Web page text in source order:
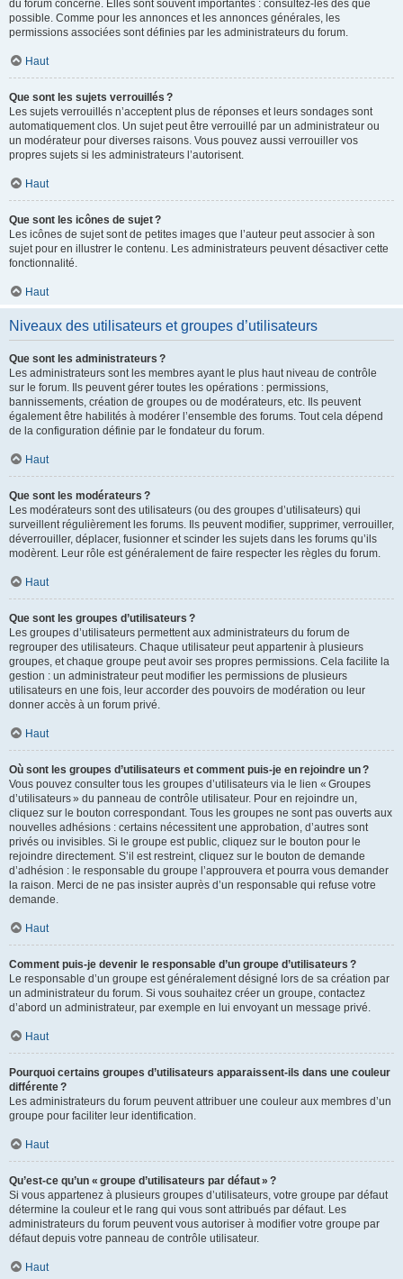
du forum concerné. Elles sont souvent importantes : consultez-les dès que
possible. Comme pour les annonces et les annonces générales, les
permissions associées sont définies par les administrateurs du forum.
Haut
Que sont les sujets verrouillés ?
Les sujets verrouillés n’acceptent plus de réponses et leurs sondages sont
automatiquement clos. Un sujet peut être verrouillé par un administrateur ou
un modérateur pour diverses raisons. Vous pouvez aussi verrouiller vos
propres sujets si les administrateurs l’autorisent.
Haut
Que sont les icônes de sujet ?
Les icônes de sujet sont de petites images que l’auteur peut associer à son
sujet pour en illustrer le contenu. Les administrateurs peuvent désactiver cette
fonctionnalité.
Haut
Niveaux des utilisateurs et groupes d’utilisateurs
Que sont les administrateurs ?
Les administrateurs sont les membres ayant le plus haut niveau de contrôle
sur le forum. Ils peuvent gérer toutes les opérations : permissions,
bannissements, création de groupes ou de modérateurs, etc. Ils peuvent
également être habilités à modérer l’ensemble des forums. Tout cela dépend
de la configuration définie par le fondateur du forum.
Haut
Que sont les modérateurs ?
Les modérateurs sont des utilisateurs (ou des groupes d’utilisateurs) qui
surveillent régulièrement les forums. Ils peuvent modifier, supprimer, verrouiller,
déverrouiller, déplacer, fusionner et scinder les sujets dans les forums qu’ils
modèrent. Leur rôle est généralement de faire respecter les règles du forum.
Haut
Que sont les groupes d’utilisateurs ?
Les groupes d’utilisateurs permettent aux administrateurs du forum de
regrouper des utilisateurs. Chaque utilisateur peut appartenir à plusieurs
groupes, et chaque groupe peut avoir ses propres permissions. Cela facilite la
gestion : un administrateur peut modifier les permissions de plusieurs
utilisateurs en une fois, leur accorder des pouvoirs de modération ou leur
donner accès à un forum privé.
Haut
Où sont les groupes d’utilisateurs et comment puis-je en rejoindre un ?
Vous pouvez consulter tous les groupes d’utilisateurs via le lien « Groupes
d’utilisateurs » du panneau de contrôle utilisateur. Pour en rejoindre un,
cliquez sur le bouton correspondant. Tous les groupes ne sont pas ouverts aux
nouvelles adhésions : certains nécessitent une approbation, d’autres sont
privés ou invisibles. Si le groupe est public, cliquez sur le bouton pour le
rejoindre directement. S’il est restreint, cliquez sur le bouton de demande
d’adhésion : le responsable du groupe l’approuvera et pourra vous demander
la raison. Merci de ne pas insister auprès d’un responsable qui refuse votre
demande.
Haut
Comment puis-je devenir le responsable d’un groupe d’utilisateurs ?
Le responsable d’un groupe est généralement désigné lors de sa création par
un administrateur du forum. Si vous souhaitez créer un groupe, contactez
d’abord un administrateur, par exemple en lui envoyant un message privé.
Haut
Pourquoi certains groupes d’utilisateurs apparaissent-ils dans une couleur
différente ?
Les administrateurs du forum peuvent attribuer une couleur aux membres d’un
groupe pour faciliter leur identification.
Haut
Qu’est-ce qu’un « groupe d’utilisateurs par défaut » ?
Si vous appartenez à plusieurs groupes d’utilisateurs, votre groupe par défaut
détermine la couleur et le rang qui vous sont attribués par défaut. Les
administrateurs du forum peuvent vous autoriser à modifier votre groupe par
défaut depuis votre panneau de contrôle utilisateur.
Haut